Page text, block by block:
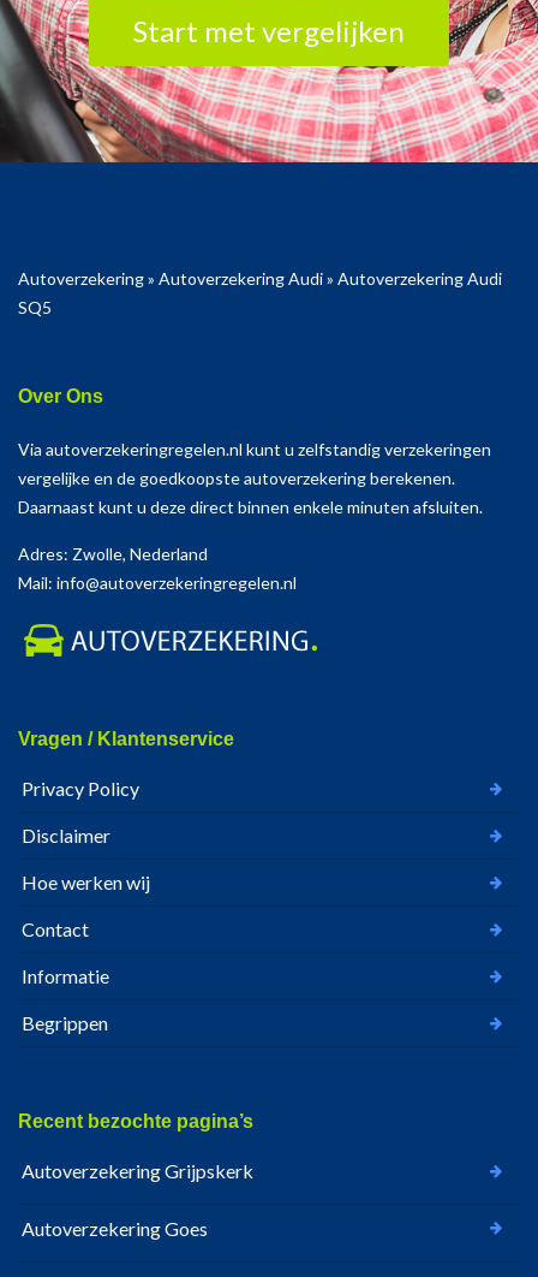
Start met vergelijken
Autoverzekering» Autoverzekering Audi» Autoverzekering Audi
SQ5
Over Ons
Via autoverzekeringregelen.nl kunt u zelfstandig verzekeringen
vergelijke en de goedkoopste autoverzekering berekenen.
Daarnaast kunt u deze direct binnen enkele minuten afsluiten.
Adres: Zwolle, Nederland
Mail: info@autoverzekeringregelen.nl
Vragen / Klantenservice
Privacy Policy
Disclaimer
Hoe werken wij
Contact
Informatie
Begrippen
Recent bezochte pagina’s
Autoverzekering Grijpskerk
Autoverzekering Goes